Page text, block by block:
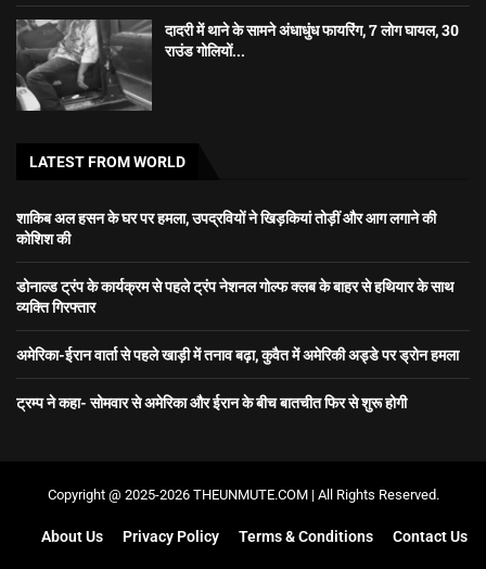
दादरी में थाने के सामने अंधाधुंध फायरिंग, 7 लोग घायल, 30
राउंड गोलियों...
LATEST FROM WORLD
शाकिब अल हसन के घर पर हमला, उपद्रवियों ने खिड़कियां तोड़ीं और आग लगाने की
कोशिश की
डोनाल्ड ट्रंप के कार्यक्रम से पहले ट्रंप नेशनल गोल्फ क्लब के बाहर से हथियार के साथ
व्यक्ति गिरफ्तार
अमेरिका-ईरान वार्ता से पहले खाड़ी में तनाव बढ़ा, कुवैत में अमेरिकी अड्डे पर ड्रोन हमला
ट्रम्प ने कहा- सोमवार से अमेरिका और ईरान के बीच बातचीत फिर से शुरू होगी
Copyright @ 2025-2026 THEUNMUTE.COM | All Rights Reserved.
About Us Privacy Policy Terms & Conditions Contact Us